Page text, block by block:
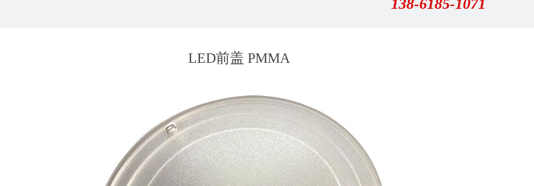
138-6185-1071
LED前盖 PMMA